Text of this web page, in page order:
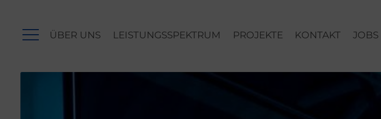
ÜBER UNS LEISTUNGSSPEKTRUM PROJEKTE KONTAKT JOBS